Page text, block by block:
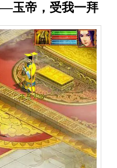
玉帝，受我一拜